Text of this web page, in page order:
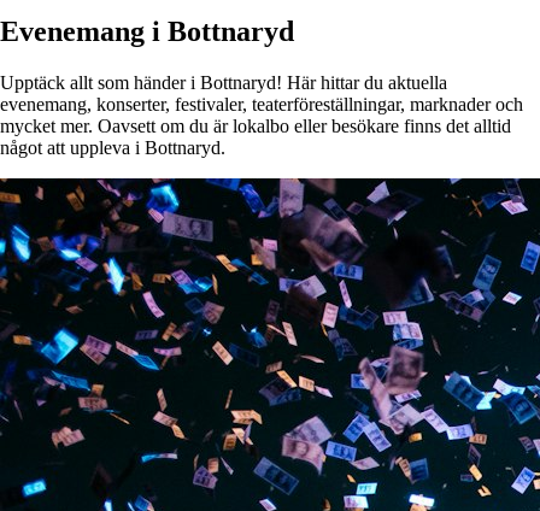
Evenemang i Bottnaryd
Upptäck allt som händer i Bottnaryd! Här hittar du aktuella
evenemang, konserter, festivaler, teaterföreställningar, marknader och
mycket mer. Oavsett om du är lokalbo eller besökare finns det alltid
något att uppleva i Bottnaryd.